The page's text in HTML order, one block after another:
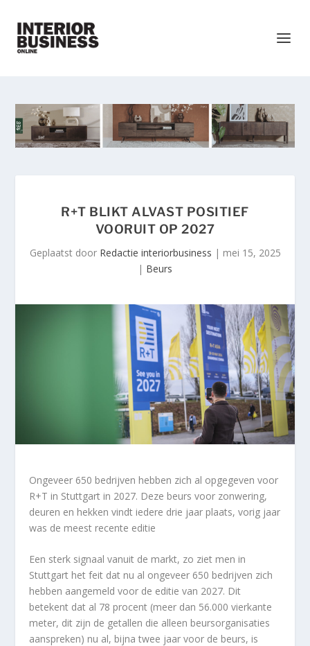
R+T BLIKT ALVAST POSITIEF
VOORUIT OP 2027
Geplaatst door Redactie interiorbusiness | mei 15, 2025
| Beurs
Ongeveer 650 bedrijven hebben zich al opgegeven voor
R+T in Stuttgart in 2027. Deze beurs voor zonwering,
deuren en hekken vindt iedere drie jaar plaats, vorig jaar
was de meest recente editie
Een sterk signaal vanuit de markt, zo ziet men in
Stuttgart het feit dat nu al ongeveer 650 bedrijven zich
hebben aangemeld voor de editie van 2027. Dit
betekent dat al 78 procent (meer dan 56.000 vierkante
meter, dit zijn de getallen die alleen beursorganisaties
aanspreken) nu al, bijna twee jaar voor de beurs, is